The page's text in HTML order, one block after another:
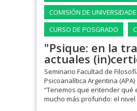
COMISIÓN DE
CURSO DE POSGRADO
"Psique: en la
actuales
Seminario Facultad de
Psicoanalítica Argentina (APA)
“Tenemos que entender qué
mucho más profundo: el nivel